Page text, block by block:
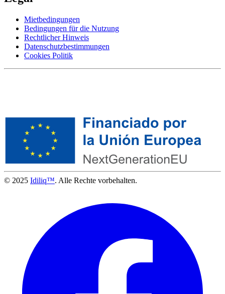
Mietbedingungen
Bedingungen für die Nutzung
Rechtlicher Hinweis
Datenschutzbestimmungen
Cookies Politik
© 2025 Idiliq™. Alle Rechte vorbehalten.